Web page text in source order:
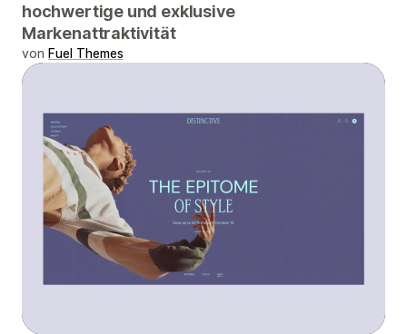
hochwertige und exklusive
Markenattraktivität
von Fuel Themes